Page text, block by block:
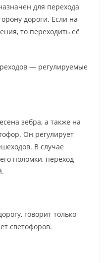
для перехода
дороги. Если на
то переходить её
— регулируемые
зебра, а также на
Он регулирует
В случае
поломки, переход
говорит только
светофоров.